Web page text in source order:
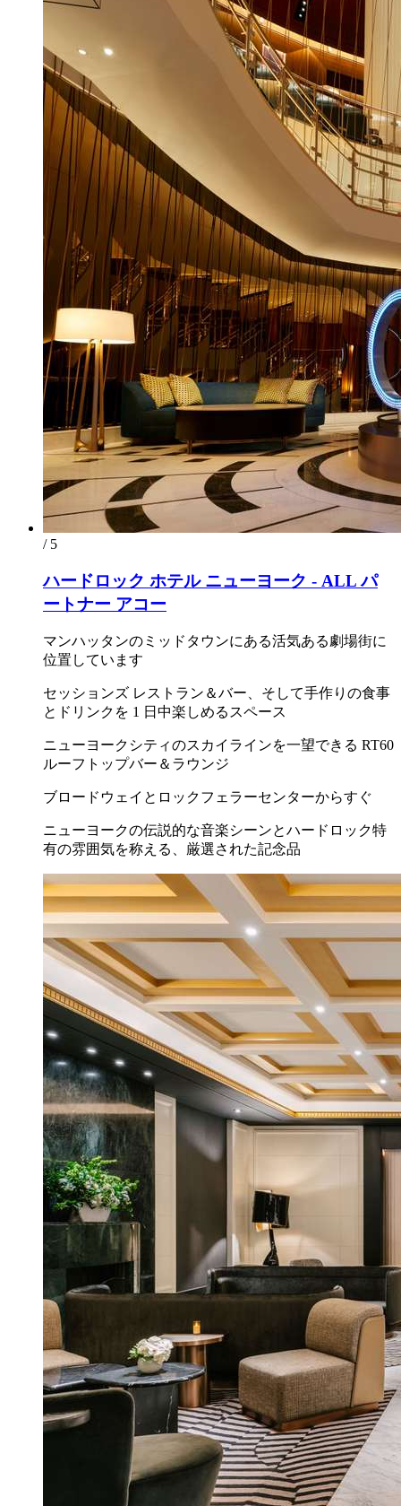
/ 5
ハードロック ホテル ニューヨーク - ALL パ
ートナー アコー
マンハッタンのミッドタウンにある活気ある劇場街に
位置しています
セッションズ レストラン＆バー、そして手作りの食事
とドリンクを 1 日中楽しめるスペース
ニューヨークシティのスカイラインを一望できる RT60
ルーフトップバー＆ラウンジ
ブロードウェイとロックフェラーセンターからすぐ
ニューヨークの伝説的な音楽シーンとハードロック特
有の雰囲気を称える、厳選された記念品